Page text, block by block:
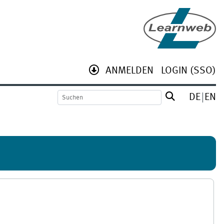
ANMELDEN LOGIN (SSO)
DE EN